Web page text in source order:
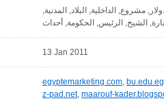
مشروع, الداخلية, البلاد, المدنية,
الشيخ, الرئيس, الحكومة, أحداث
13 Jan 2011
egyptemarketing.com, bu.edu.eg
z-pad.net, maarouf-